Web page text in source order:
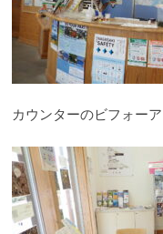
カウンターのビフォー